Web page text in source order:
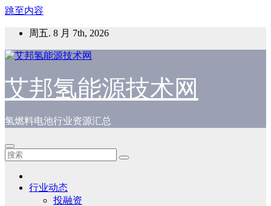
跳至内容
周五. 8 月 7th, 2026
艾邦氢能源技术网
氢燃料电池行业资源汇总
行业动态
投融资